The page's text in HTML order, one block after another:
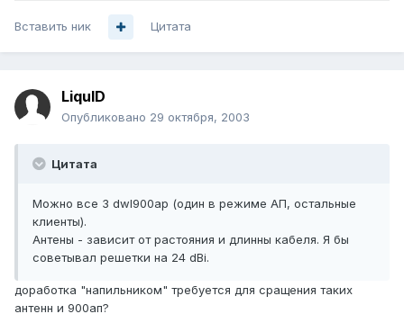
Вставить ник Цитата
LiquID
Опубликовано 29 октября, 2003
Цитата
Можно все 3 dwl900ap (один в режиме АП, остальные
клиенты).
Антены - зависит от растояния и длинны кабеля. Я бы
советывал решетки на 24 dBi.
доработка "напильником" требуется для сращения таких
антенн и 900ап?